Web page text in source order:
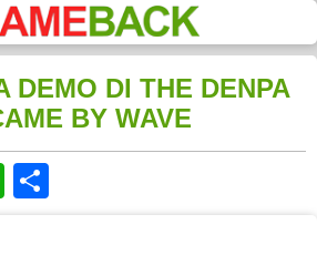
DEMO DI THE DENPA
BY WAVE
WhatsApp